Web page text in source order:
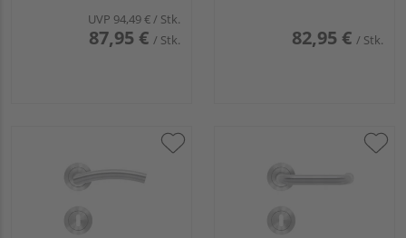
UVP 94,49 €/ Stk.
87,95 € / Stk. 82,95 € / Stk.